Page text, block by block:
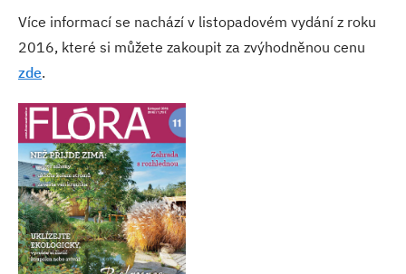
Více informací se nachází v listopadovém vydání z roku
2016, které si můžete zakoupit za zvýhodněnou cenu
zde.